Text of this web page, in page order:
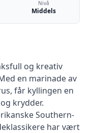
Nivå
Middels
og kreativ
en marinade av
får kyllingen en
krydder.
Southern-
har vært